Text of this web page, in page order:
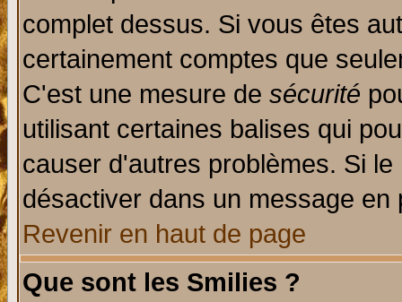
complet dessus. Si vous êtes
certainement comptes que
C'est une mesure de sécurité
utilisant certaines balises qui
causer d'autres problèmes. Si
désactiver dans un message
Revenir en haut de page
Que sont les Smilies ?